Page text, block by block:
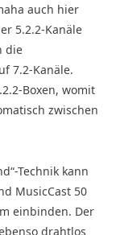
auch hier
5.2.2-Kanäle
die
7.2-Kanäle.
Boxen, womit
zwischen
Technik kann
MusicCast 50
einbinden. Der
drahtlos